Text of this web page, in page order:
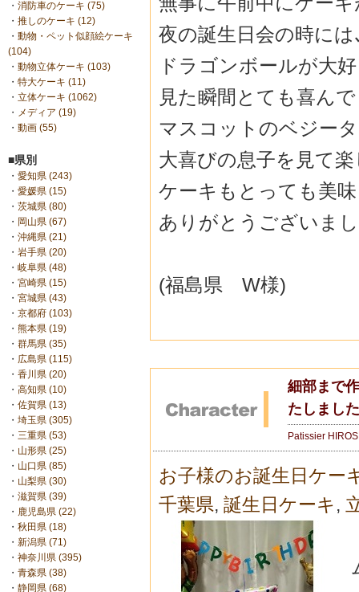
・ 消防車のケーキ (75)
・ 推しのケーキ (12)
・ 動物・ペット似顔絵ケーキ
(104)
・ 動物立体ケーキ (103)
・ 特大ケーキ (11)
・ 立体ケーキ (1062)
・ メディア (19)
・ 動画 (55)
■県別
・ 愛知県 (243)
・ 愛媛県 (15)
・ 茨城県 (80)
・ 岡山県 (67)
・ 沖縄県 (21)
・ 岩手県 (20)
・ 岐阜県 (48)
・ 宮崎県 (15)
・ 宮城県 (43)
・ 京都府 (103)
・ 熊本県 (19)
・ 群馬県 (35)
・ 広島県 (115)
・ 香川県 (20)
・ 高知県 (10)
・ 佐賀県 (13)
・ 埼玉県 (305)
・ 三重県 (53)
・ 山形県 (25)
・ 山口県 (85)
・ 山梨県 (30)
・ 滋賀県 (39)
・ 鹿児島県 (22)
・ 秋田県 (18)
・ 新潟県 (71)
・ 神奈川県 (395)
・ 青森県 (38)
・ 静岡県 (68)
夜の誕生日会の時に
ドラゴンボールが大
見た瞬間とても喜ん
マスコットのベジー
大喜びの息子を見て
ケーキもとっても美
ありがとうございま
(福島県 W様)
細部まで
たしまし
Patissier
お子様のお誕生日ケー
千葉県, 誕生日ケーキ ,